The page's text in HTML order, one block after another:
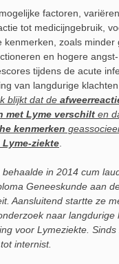
factoren,
tot medicijngebruik,
kenmerken, zoals minder
en hogere
tijdens de acute
van langdurige klachten.
blijkt dat de
met Lyme verschilt en
kenmerken
ziekte
behaalde in 2014 cum
Geneeskunde aan
Aansluitend startte ze
naar langdurige
voor Lymeziekte. Sinds
internist.